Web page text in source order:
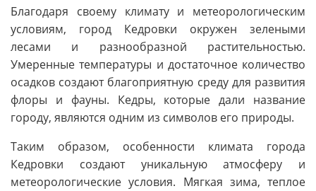
Благодаря своему климату и метеорологическим
условиям, город Кедровки окружен зелеными
лесами и разнообразной растительностью.
Умеренные температуры и достаточное количество
осадков создают благоприятную среду для развития
флоры и фауны. Кедры, которые дали название
городу, являются одним из символов его природы.
Таким образом, особенности климата города
Кедровки создают уникальную атмосферу и
метеорологические условия. Мягкая зима, теплое